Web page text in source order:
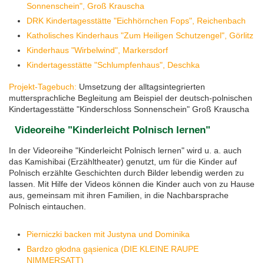
Sonnenschein", Groß Krauscha
DRK Kindertagesstätte "Eichhörnchen Fops", Reichenbach
Katholisches Kinderhaus "Zum Heiligen Schutzengel", Görlitz
Kinderhaus "Wirbelwind", Markersdorf
Kindertagesstätte "Schlumpfenhaus", Deschka
Projekt-Tagebuch: Umsetzung der alltagsintegrierten
muttersprachliche Begleitung am Beispiel der deutsch-polnischen
Kindertagesstätte "Kinderschloss Sonnenschein" Groß Krauscha
Videoreihe "Kinderleicht Polnisch lernen"
In der Videoreihe "Kinderleicht Polnisch lernen" wird u. a. auch
das Kamishibai (Erzähltheater) genutzt, um für die Kinder auf
Polnisch erzählte Geschichten durch Bilder lebendig werden zu
lassen. Mit Hilfe der Videos können die Kinder auch von zu Hause
aus, gemeinsam mit ihren Familien, in die Nachbarsprache
Polnisch eintauchen.
Pierniczki backen mit Justyna und Dominika
Bardzo głodna gąsienica (DIE KLEINE RAUPE
NIMMERSATT)